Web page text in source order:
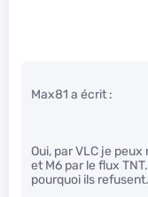
Max81 a écrit :
Oui, par VLC je
et M6 par le flux
pourquoi ils